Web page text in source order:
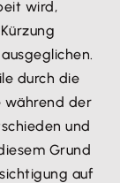
des Bezugs
in Höhe
1.400
mehr
wird.
wird,
durch die
während der
und
Grund
auf